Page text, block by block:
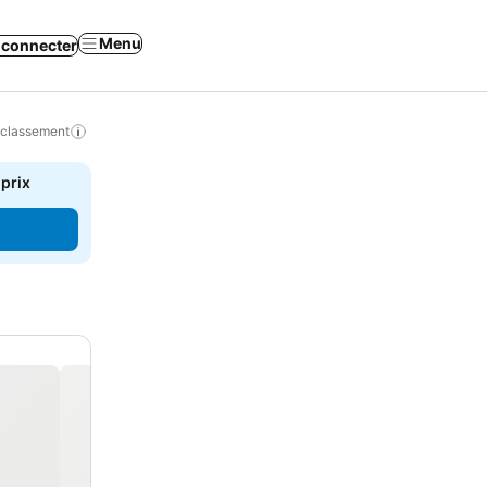
connecter Menu
prix